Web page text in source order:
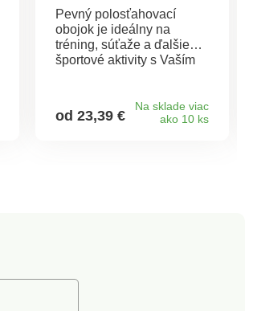
Pevný polosťahovací
obojok je ideálny na
tréning, súťaže a ďalšie
športové aktivity s Vaším
Vďaka ľahkému materiálu
a ergonomickému dizajnu
od 23,39 €
Na sklade viac
ako 10 ks